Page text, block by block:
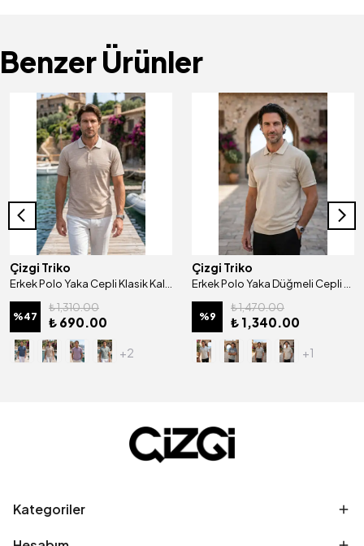
Benzer Ürünler
Çizgi Triko
Erkek Polo Yaka Cepli Klasik Kalıp Tişört - 5114
%47
₺ 1,310.00
₺ 690.00
+2
Çizgi Triko
Erkek Polo Yaka Düğmeli Cepli Kısa Kollu Tişört Klasik Kalıp - 5308
%9
₺ 1,470.00
₺ 1,340.00
+1
Kategoriler